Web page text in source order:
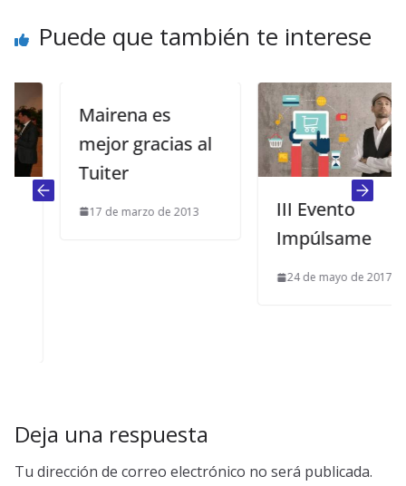
Puede que también te interese
Mairena es
mejor gracias al
Tuiter
17 de marzo de 2013
III Evento
Impúlsame
24 de mayo de 2017
Deja una respuesta
Tu dirección de correo electrónico no será publicada.